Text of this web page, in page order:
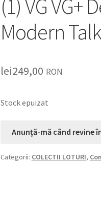
(1) VG VG+
Modern
lei249,00 RON
Stock epuizat
Categorii: COLECTII LOTURI,